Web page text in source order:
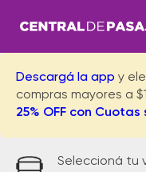
Descargá la app y
compras mayores a
25% OFF con
Seleccioná tu